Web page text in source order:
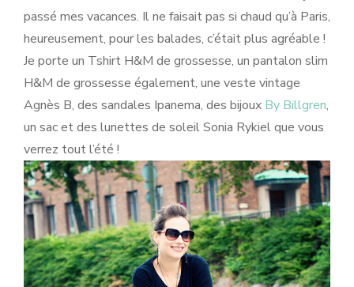
passé mes vacances. Il ne faisait pas si chaud qu’à Paris,
heureusement, pour les balades, c’était plus agréable !
Je porte un Tshirt H&M de grossesse, un pantalon slim
H&M de grossesse également, une veste vintage
Agnès B, des sandales Ipanema, des bijoux By Billgren,
un sac et des lunettes de soleil Sonia Rykiel que vous
verrez tout l’été !